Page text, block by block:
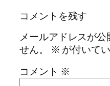
コメントを残す
メールアドレスが
せん。
※ が付いて
コメント ※